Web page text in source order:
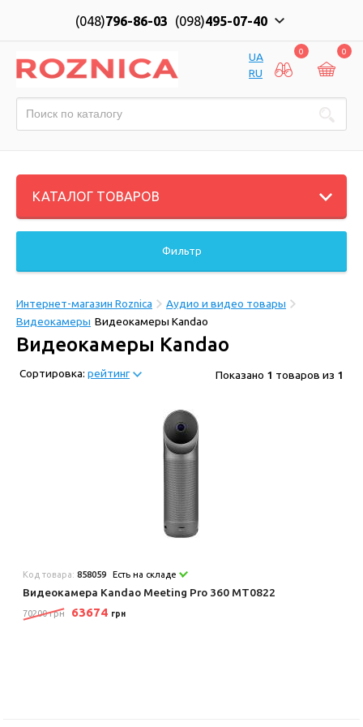
(048)796-86-03 (098)495-07-40
UA
RU
0 0
КАТАЛОГ ТОВАРОВ
Фильтр
Интернет-магазин Roznica
Аудио и видео товары
Видеокамеры Видеокамеры Kandao
Видеокамеры Kandao
Сортировка: рейтинг Показано 1 товаров из 1
Код товара:858059 Есть на складе
Видеокамера Kandao Meeting Pro 360 MT0822
70200 грн 63674 грн